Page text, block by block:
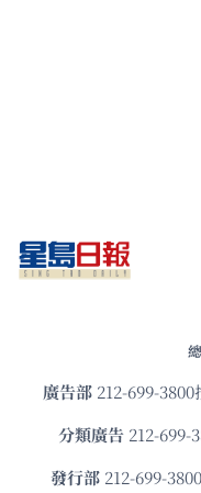
廣告部212-699-3800
分類廣告 212-699-
發⾏部 212-699-